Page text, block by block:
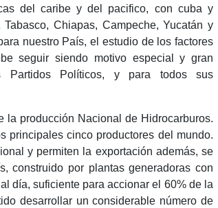
del caribe y del pacifico, con cuba y
Chiapas, Campeche, Yucatán y
nuestro País, el estudio de los factores
seguir siendo motivo especial y gran
Partidos Políticos, y para todos sus
la producción Nacional de Hidrocarburos.
principales cinco productores del mundo.
y permiten la exportación además, se
construido por plantas generadoras con
día, suficiente para accionar el 60% de la
desarrollar un considerable número de